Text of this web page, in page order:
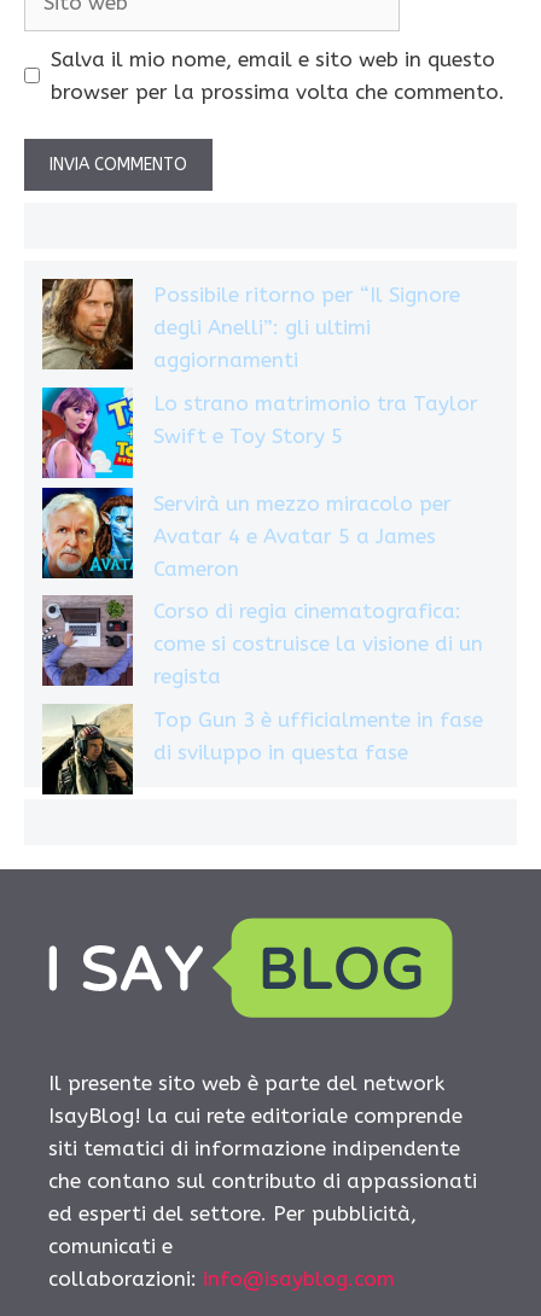
Salva il mio nome, email e sito web in questo
browser per la prossima volta che commento.
Possibile ritorno per “Il Signore
degli Anelli”: gli ultimi
aggiornamenti
Lo strano matrimonio tra Taylor
Swift e Toy Story 5
Servirà un mezzo miracolo per
Avatar 4 e Avatar 5 a James
Cameron
Corso di regia cinematografica:
come si costruisce la visione di un
regista
Top Gun 3 è ufficialmente in fase
di sviluppo in questa fase
Il presente sito web è parte del network
IsayBlog! la cui rete editoriale comprende
siti tematici di informazione indipendente
che contano sul contributo di appassionati
ed esperti del settore. Per pubblicità,
comunicati e
collaborazioni: info@isayblog.com